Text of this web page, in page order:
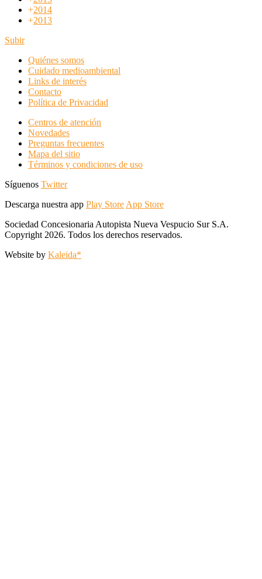
+2014
+2013
Subir
Quiénes somos
Cuidado medioambiental
Links de interés
Contacto
Política de Privacidad
Centros de atención
Novedades
Preguntas frecuentes
Mapa del sitio
Términos y condiciones de uso
Síguenos Twitter
Descarga nuestra app Play Store App Store
Sociedad Concesionaria Autopista Nueva Vespucio Sur S.A.
Copyright 2026. Todos los derechos reservados.
Website by Kaleida*